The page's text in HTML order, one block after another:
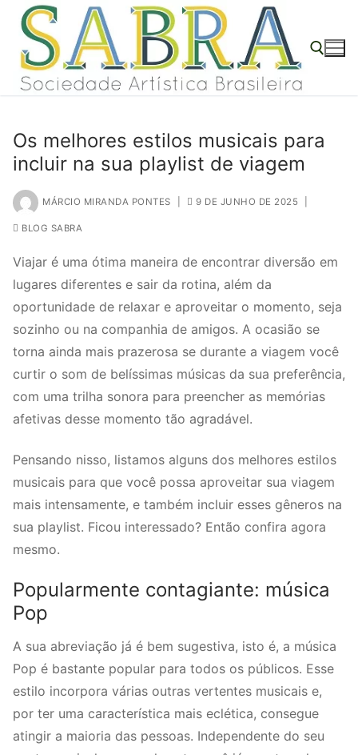
conteúdo
Pular
para
conteúdo
Os melhores estilos musicais para
incluir na sua playlist de viagem
MÁRCIO MIRANDA PONTES 9 DE JUNHO DE 2025
BLOG SABRA
Viajar é uma ótima maneira de encontrar diversão em
lugares diferentes e sair da rotina, além da
oportunidade de relaxar e aproveitar o momento, seja
sozinho ou na companhia de amigos. A ocasião se
torna ainda mais prazerosa se durante a viagem você
curtir o som de belíssimas músicas da sua preferência,
com uma trilha sonora para preencher as memórias
afetivas desse momento tão agradável.
Pensando nisso, listamos alguns dos melhores estilos
musicais para que você possa aproveitar sua viagem
mais intensamente, e também incluir esses gêneros na
sua playlist. Ficou interessado? Então confira agora
mesmo.
Popularmente contagiante: música
Pop
A sua abreviação já é bem sugestiva, isto é, a música
Pop é bastante popular para todos os públicos. Esse
estilo incorpora várias outras vertentes musicais e,
por ter uma característica mais eclética, consegue
atingir a maioria das pessoas. Independente do seu